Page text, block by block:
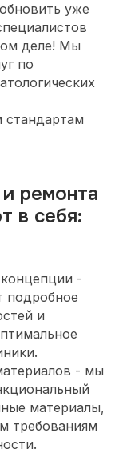
уже
деле! Мы
по
стандартам
ремонта
в себя:
-
подробное
и
- мы
материалы,
требованиям